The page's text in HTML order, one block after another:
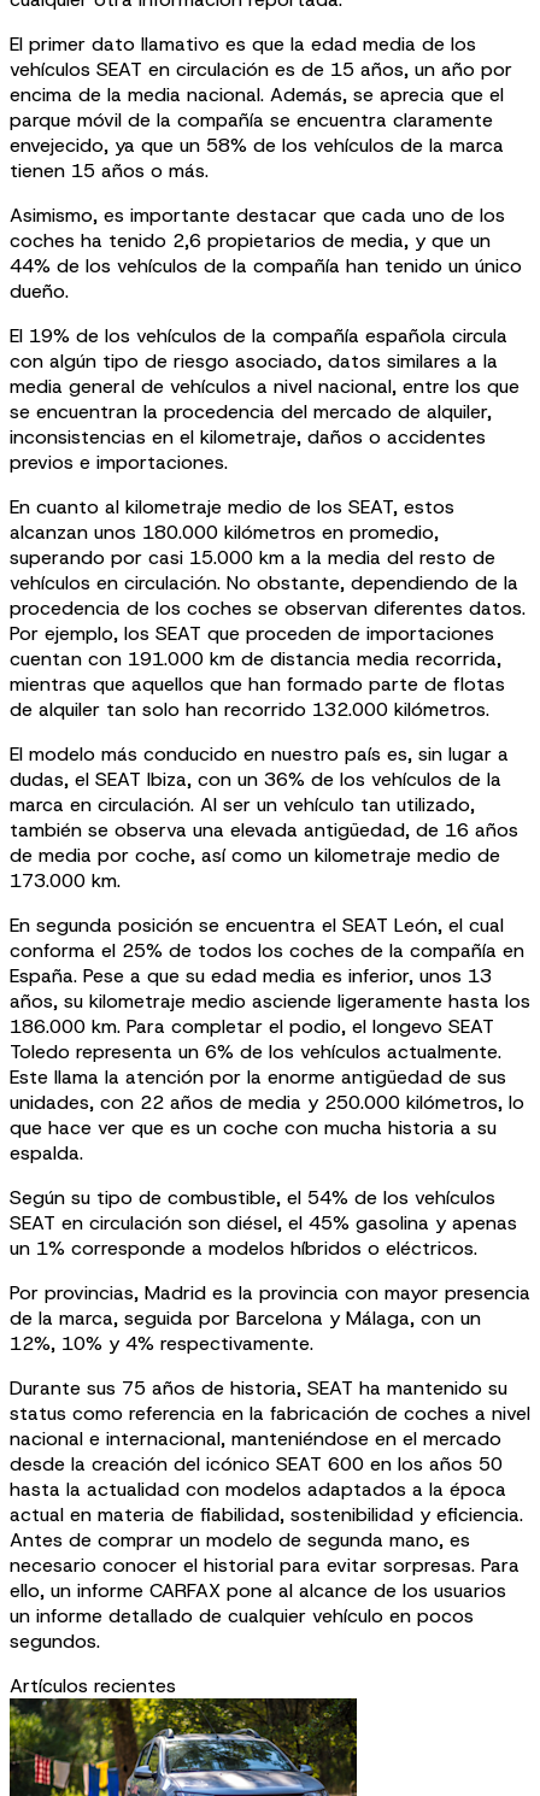
El primer dato llamativo es que la edad media de los
vehículos SEAT en circulación es de 15 años, un año por
encima de la media nacional. Además, se aprecia que el
parque móvil de la compañía se encuentra claramente
envejecido, ya que un 58% de los vehículos de la marca
tienen 15 años o más.
Asimismo, es importante destacar que cada uno de los
coches ha tenido 2,6 propietarios de media, y que un
44% de los vehículos de la compañía han tenido un único
dueño.
El 19% de los vehículos de la compañía española circula
con algún tipo de riesgo asociado, datos similares a la
media general de vehículos a nivel nacional, entre los que
se encuentran la procedencia del mercado de alquiler,
inconsistencias en el kilometraje, daños o accidentes
previos e importaciones.
En cuanto al kilometraje medio de los SEAT, estos
alcanzan unos 180.000 kilómetros en promedio,
superando por casi 15.000 km a la media del resto de
vehículos en circulación. No obstante, dependiendo de la
procedencia de los coches se observan diferentes datos.
Por ejemplo, los SEAT que proceden de importaciones
cuentan con 191.000 km de distancia media recorrida,
mientras que aquellos que han formado parte de flotas
de alquiler tan solo han recorrido 132.000 kilómetros.
El modelo más conducido en nuestro país es, sin lugar a
dudas, el SEAT Ibiza, con un 36% de los vehículos de la
marca en circulación. Al ser un vehículo tan utilizado,
también se observa una elevada antigüedad, de 16 años
de media por coche, así como un kilometraje medio de
173.000 km.
En segunda posición se encuentra el SEAT León, el cual
conforma el 25% de todos los coches de la compañía en
España. Pese a que su edad media es inferior, unos 13
años, su kilometraje medio asciende ligeramente hasta los
186.000 km. Para completar el podio, el longevo SEAT
Toledo representa un 6% de los vehículos actualmente.
Este llama la atención por la enorme antigüedad de sus
unidades, con 22 años de media y 250.000 kilómetros, lo
que hace ver que es un coche con mucha historia a su
espalda.
Según su tipo de combustible, el 54% de los vehículos
SEAT en circulación son diésel, el 45% gasolina y apenas
un 1% corresponde a modelos híbridos o eléctricos.
Por provincias, Madrid es la provincia con mayor presencia
de la marca, seguida por Barcelona y Málaga, con un
12%, 10% y 4% respectivamente.
Durante sus 75 años de historia, SEAT ha mantenido su
status como referencia en la fabricación de coches a nivel
nacional e internacional, manteniéndose en el mercado
desde la creación del icónico SEAT 600 en los años 50
hasta la actualidad con modelos adaptados a la época
actual en materia de fiabilidad, sostenibilidad y eficiencia.
Antes de comprar un modelo de segunda mano, es
necesario conocer el historial para evitar sorpresas. Para
ello, un informe CARFAX pone al alcance de los usuarios
un informe detallado de cualquier vehículo en pocos
segundos.
Artículos recientes